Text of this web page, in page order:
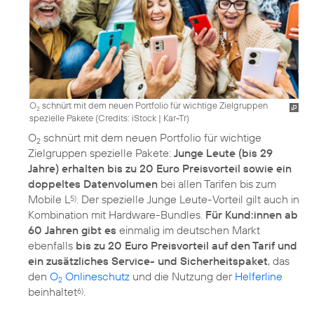
O2 schnürt mit dem neuen Portfolio für wichtige Zielgruppen
spezielle Pakete (Credits: iStock | Kar-Tr)
O2 schnürt mit dem neuen Portfolio für wichtige
Zielgruppen spezielle Pakete: Junge Leute (bis 29
Jahre) erhalten bis zu 20 Euro Preisvorteil sowie ein
doppeltes Datenvolumen bei allen Tarifen bis zum
Mobile L 5) . Der spezielle Junge Leute-Vorteil gilt auch in
Kombination mit Hardware-Bundles. Für Kund:innen ab
60 Jahren gibt es einmalig im deutschen Markt
ebenfalls bis zu 20 Euro Preisvorteil auf den Tarif und
ein zusätzliches Service- und Sicherheitspaket, das
den O2 Onlineschutz und die Nutzung der Helferline
beinhaltet6)